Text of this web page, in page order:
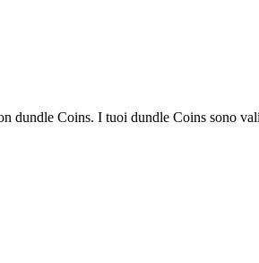
dundle Coins. I tuoi dundle Coins sono